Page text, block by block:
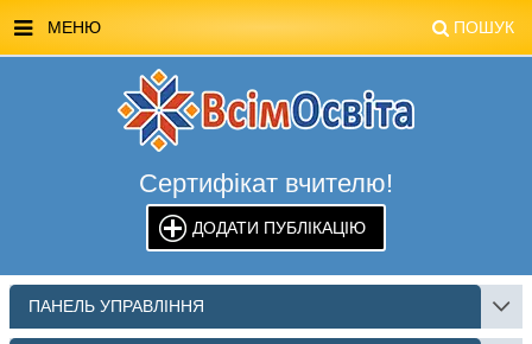
МЕНЮ ПОШУК
МАГАЗИН ВСІМОСВІТА
СТЕНДИ ВСІМОСВІТА
РЕКЛАМА НА САЙТІ
КОНТАКТИ
Сертифікат вчителю!
ДОДАТИ ПУБЛІКАЦІЮ
ПАНЕЛЬ УПРАВЛІННЯ